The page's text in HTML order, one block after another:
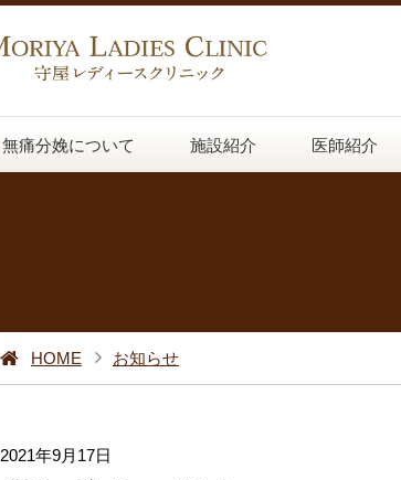
無痛分娩について 施設紹介 医師紹介
HOME お知らせ
2021年9月17日